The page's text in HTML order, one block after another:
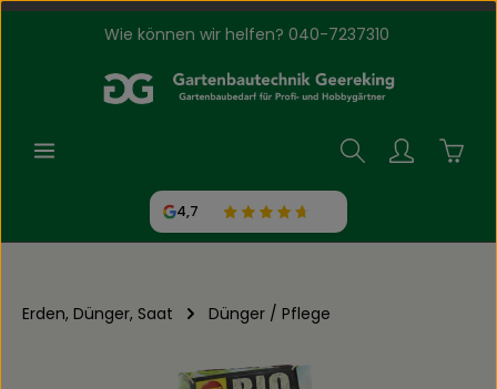
Zum Hauptinhalt springen
Wie können wir helfen? 040-7237310
4,7
Erden, Dünger, Saat Dünger / Pflege
Bildergalerie überspringen